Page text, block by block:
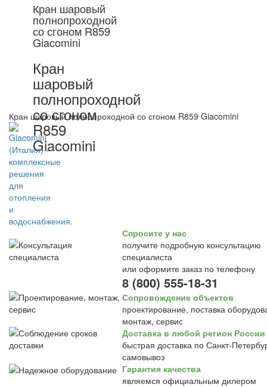
Кран шаровый
полнопроходной
со сгоном R859
Giacomini
Кран
шаровый
полнопроходной
со сгоном
R859
Giacomini
Кран шаровый полнопроходной со сгоном R859 Giacomini
Спросите у нас
получите подробную консультацию
специалиста
или оформите заказ по телефону
8 (800) 555-18-31
Сопровождение объектов
проектирование, поставка
монтаж, сервис
Доставка в любой регион России
быстрая доставка по Санкт-
самовывоз
Гарантия качества
являемся официальным дилером